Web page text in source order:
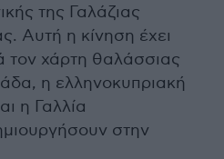
της Γαλάζιας
Αυτή η κίνηση έχει
τον χάρτη θαλάσσιας
η ελληνοκυπριακή
η Γαλλία
στην